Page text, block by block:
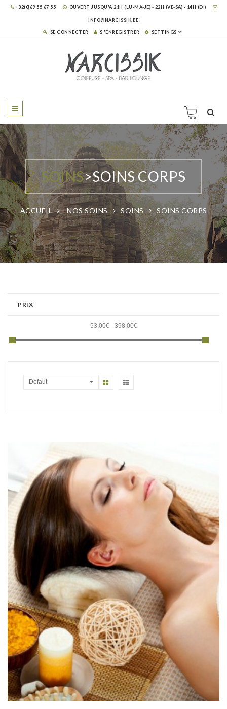
+32(0)69 55 67 55 OUVERT JUSQU'A 21H (LU-MA-JE) - 22H (VE-SA) - 14H (DI)
INFO@NARCISSIK.BE
SE CONNECTER S 'ENREGISTRER SETTINGS
SOINS>SOINS CORPS
ACCUEIL NOS SOINS SOINS SOINS CORPS
PRIX
53,00€ - 398,00€
Défaut